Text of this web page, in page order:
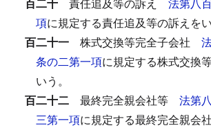
項に規定する責任追及等の訴えをい
百二十一 株式交換等完全子会社
条の二第一項に規定する株式交換
いう。
百二十二 最終完全親会社等
法第
三第一項に規定する最終完全親会